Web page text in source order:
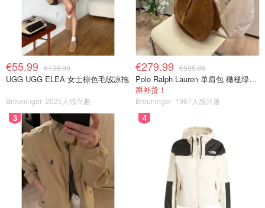
€55.99 €139.99
UGG UGG ELEA 女士棕色毛绒凉拖
Breuninger 2025人感兴趣
€279.99 €595.00
Polo Ralph Lauren 单肩包 橄榄绿金色
蹲补货！
Breuninger 1967人感兴趣
3 4